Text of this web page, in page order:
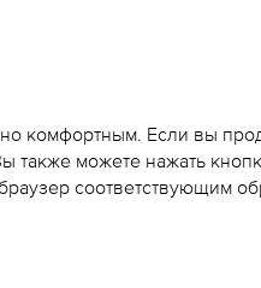
комфортным. Если вы
также можете нажать
соответствующим